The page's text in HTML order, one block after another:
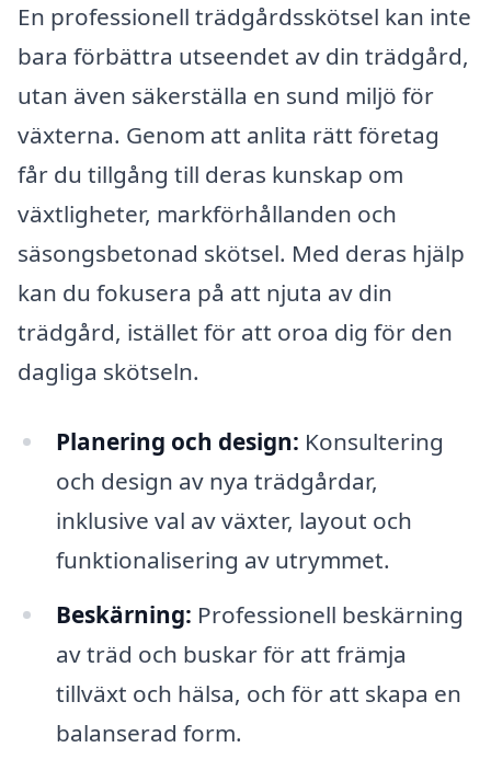
En professionell trädgårdsskötsel kan inte
bara förbättra utseendet av din trädgård,
utan även säkerställa en sund miljö för
växterna. Genom att anlita rätt företag
får du tillgång till deras kunskap om
växtligheter, markförhållanden och
säsongsbetonad skötsel. Med deras hjälp
kan du fokusera på att njuta av din
trädgård, istället för att oroa dig för den
dagliga skötseln.
Planering och design: Konsultering
och design av nya trädgårdar,
inklusive val av växter, layout och
funktionalisering av utrymmet.
Beskärning: Professionell beskärning
av träd och buskar för att främja
tillväxt och hälsa, och för att skapa en
balanserad form.